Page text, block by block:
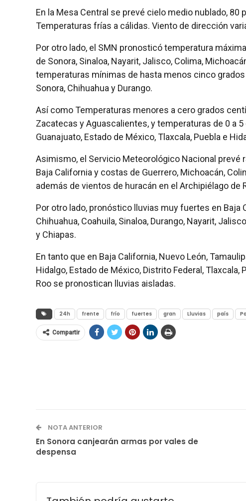
En la Mesa Central se prevé cielo medio nublado,
Temperaturas frías a cálidas. Viento de dirección
Por otro lado, el SMN pronosticó temperatura
de Sonora, Sinaloa, Nayarit, Jalisco, Colima,
temperaturas mínimas de hasta menos cinco
Sonora, Chihuahua y Durango.
Así como Temperaturas menores a cero grados
Zacatecas y Aguascalientes, y temperaturas de 0 a
Guanajuato, Estado de México, Tlaxcala, Puebla e
Asimismo, el Servicio Meteorológico Nacional prevé
Baja California y costas de Guerrero, Michoacán,
además de vientos de huracán en el Archipiélago de
Por otro lado, pronóstico lluvias muy fuertes en Baja
Chihuahua, Coahuila, Sinaloa, Durango, Nayarit,
y Chiapas.
En tanto que en Baja California, Nuevo León,
Hidalgo, Estado de México, Distrito Federal, Tlaxcala,
Roo se pronostican lluvias aisladas.
24h frente frío fuertes gran Lluvias país
Compartir
NOTA ANTERIOR
En Sonora canjearán armas por vales de
despensa